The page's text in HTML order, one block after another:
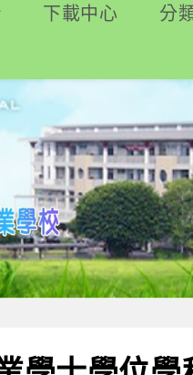
下載中心 分